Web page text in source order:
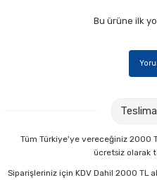
Bu ürüne ilk
Tüm Türkiye'ye vereceğiniz 2000
ücretsiz olarak
Siparişleriniz için KDV Dahil 2000 TL